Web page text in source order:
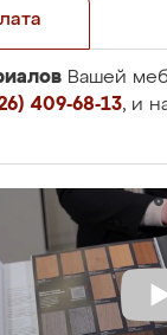
Вашей
409-68-13, и